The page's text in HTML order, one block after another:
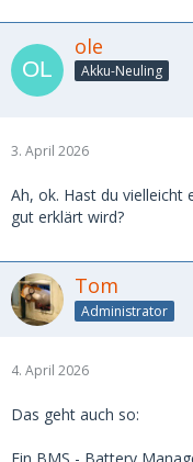
ole
Akku-Neuling
3. April 2026
Ah, ok. Hast du
gut erklärt wird?
Tom
Administrator
4. April 2026
Das geht auch so: